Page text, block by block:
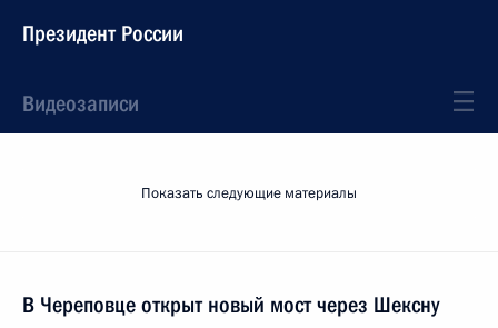
Президент России
Видеозаписи
Показать следующие материалы
В Череповце открыт новый мост через Шексну